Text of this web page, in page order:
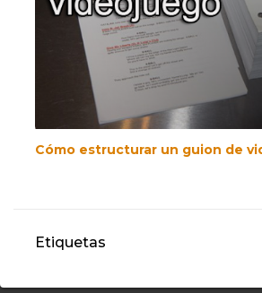
Cómo estructurar un guion de
Etiquetas